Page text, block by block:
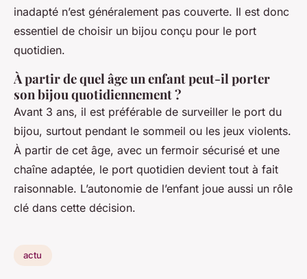
inadapté n’est généralement pas couverte. Il est donc
essentiel de choisir un bijou conçu pour le port
quotidien.
À partir de quel âge un enfant peut-il porter
son bijou quotidiennement ?
Avant 3 ans, il est préférable de surveiller le port du
bijou, surtout pendant le sommeil ou les jeux violents.
À partir de cet âge, avec un fermoir sécurisé et une
chaîne adaptée, le port quotidien devient tout à fait
raisonnable. L’autonomie de l’enfant joue aussi un rôle
clé dans cette décision.
actu